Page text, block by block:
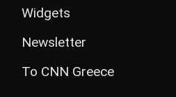
Widgets
Newsletter
Το CNN Greece